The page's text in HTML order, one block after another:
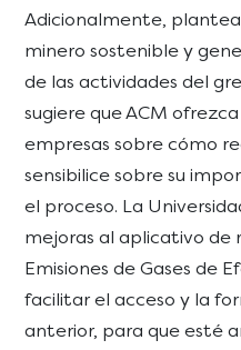
Adicionalmente,
minero sostenible y
de las actividades del
sugiere que ACM
empresas sobre cómo
sensibilice sobre su
el proceso. La
mejoras al aplicativo de
Emisiones de Gases de
facilitar el acceso y la
anterior, para que esté